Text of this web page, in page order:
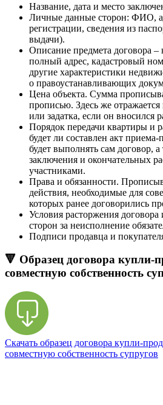
Название, дата и место
Личные данные сторон: ФИО,
регистрации, сведения из
выдачи).
Описание предмета договора –
полный адрес, кадастровый
другие характеристики
о правоустанавливающих
Цена объекта. Сумма
прописью. Здесь же
или задатка, если он вносился
Порядок передачи квартиры и
будет ли составлен акт
будет выполнять сам договор,
заключения и окончательных
участниками.
Права и обязанности.
действия, необходимые для
которых ранее договорились
Условия расторжения договора
сторон за неисполнение
Подписи продавца и
🔻 Образец договора купли-
совместную собственность
Скачать образец договора купли-
совместную собственность супругов